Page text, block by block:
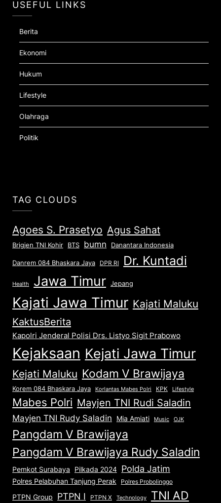
USEFUL LINKS
Berita
Ekonomi
Hukum
Lifestyle
Olahraga
Politik
TAG CLOUDS
Agoes S. Prasetyo Agus Sahat
Brigjen TNI Kohir BTS bumn Danantara Indonesia
Danrem 084 Bhaskara Jaya DPR RI Dr. Kuntadi
Health Jawa Timur Jepang
Kajati Jawa Timur Kajati Maluku
KaktusBerita
Kapolri Jenderal Polisi Drs. Listyo Sigit Prabowo
Kejaksaan Kejati Jawa Timur
Kejati Maluku Kodam V Brawijaya
Korem 084 Bhaskara Jaya Korlantas Mabes Polri KPK Lifestyle
Mabes Polri Mayjen TNI Rudi Saladin
Mayjen TNI Rudy Saladin Mia Amiati Music OJK
Pangdam V Brawijaya
Pangdam V Brawijaya Rudy Saladin
Pemkot Surabaya Pilkada 2024 Polda Jatim
Polres Pelabuhan Tanjung Perak Polres Probolinggo
PTPN Group PTPN I PTPN X Technology TNI AD